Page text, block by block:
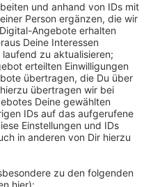
wichtig, wie die
Personal im Einsatz
mit
möglich. Sie waren
sind auch Treffen in
im Café. Außerdem
nun Einzelbesuche im
Caritas in Münster.
genügend Schutzmaterial